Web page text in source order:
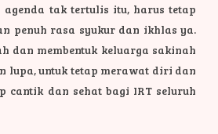
tak tertulis itu, harus tetap
penuh rasa syukur dan ikhlas ya.
dan membentuk keluarga sakinah
lupa, untuk tetap merawat diri dan
cantik dan sehat bagi IRT seluruh